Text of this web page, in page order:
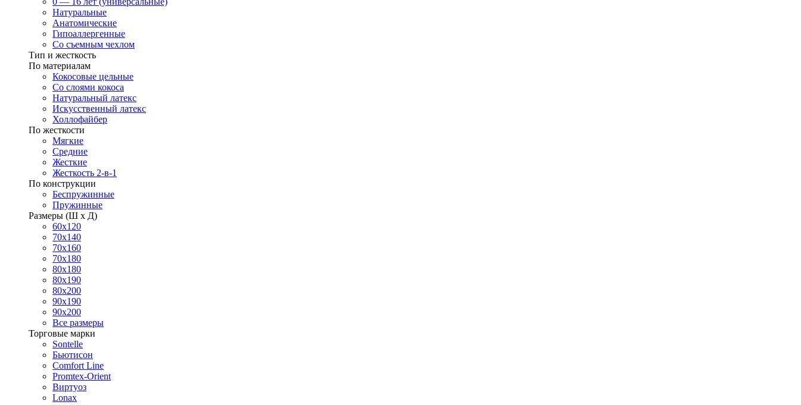
Натуральные
Анатомические
Гипоаллергенные
Со съемным чехлом
Тип и жесткость
По материалам
Кокосовые цельные
Со слоями кокоса
Натуральный латекс
Искусственный латекс
Холлофайбер
По жесткости
Мягкие
Средние
Жесткие
Жесткость 2-в-1
По конструкции
Беспружинные
Пружинные
Размеры (Ш х Д)
60х120
70х140
70х160
70х180
80х180
80х190
80х200
90х190
90х200
Все размеры
Торговые марки
Sontelle
Бьютисон
Comfort Line
Promtex-Orient
Виртуоз
Lonax